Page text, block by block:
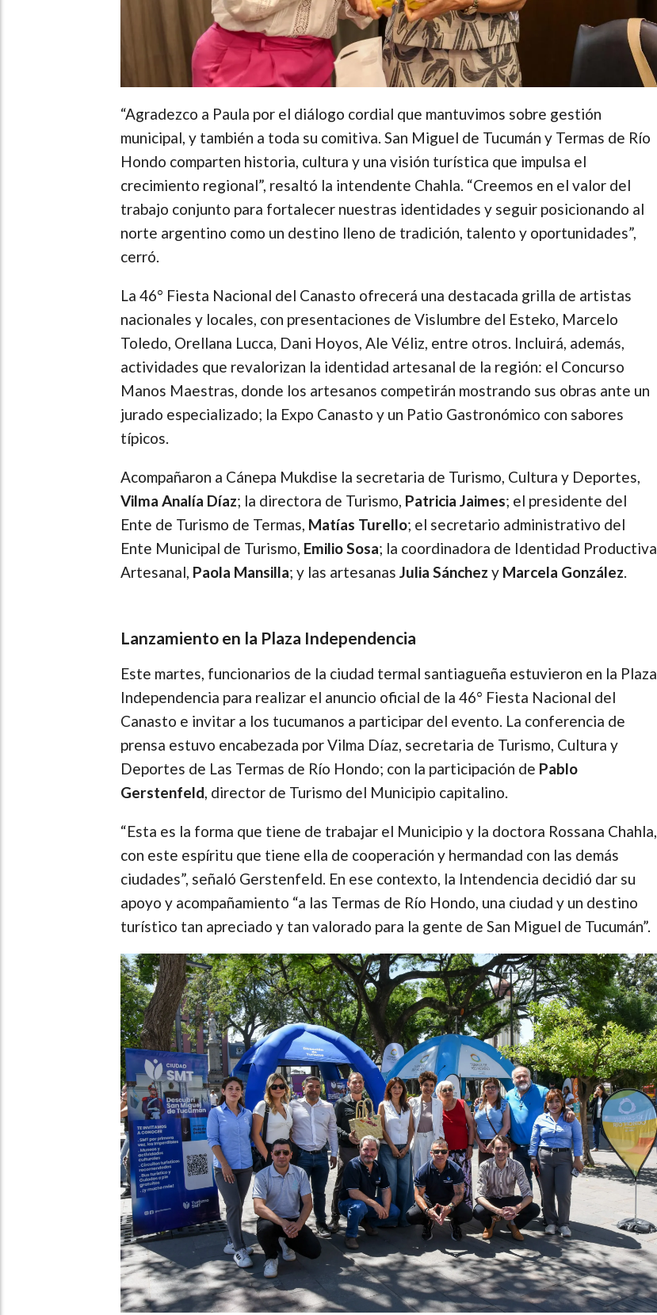
“Agradezco a Paula por el diálogo cordial que mantuvimos sobre gestión
municipal, y también a toda su comitiva. San Miguel de Tucumán y Termas de Río
Hondo comparten historia, cultura y una visión turística que impulsa el
crecimiento regional”, resaltó la intendente Chahla. “Creemos en el valor del
trabajo conjunto para fortalecer nuestras identidades y seguir posicionando al
norte argentino como un destino lleno de tradición, talento y oportunidades”,
cerró.
La 46° Fiesta Nacional del Canasto ofrecerá una destacada grilla de artistas
nacionales y locales, con presentaciones de Vislumbre del Esteko, Marcelo
Toledo, Orellana Lucca, Dani Hoyos, Ale Véliz, entre otros. Incluirá, además,
actividades que revalorizan la identidad artesanal de la región: el Concurso
Manos Maestras, donde los artesanos competirán mostrando sus obras ante un
jurado especializado; la Expo Canasto y un Patio Gastronómico con sabores
típicos.
Acompañaron a Cánepa Mukdise la secretaria de Turismo, Cultura y Deportes,
Vilma Analía Díaz; la directora de Turismo, Patricia Jaimes; el presidente del
Ente de Turismo de Termas, Matías Turello; el secretario administrativo del
Ente Municipal de Turismo, Emilio Sosa; la coordinadora de Identidad Productiva
Artesanal, Paola Mansilla; y las artesanas Julia Sánchez y Marcela González.
Lanzamiento en la Plaza Independencia
Este martes, funcionarios de la ciudad termal santiagueña estuvieron en la Plaza
Independencia para realizar el anuncio oficial de la 46° Fiesta Nacional del
Canasto e invitar a los tucumanos a participar del evento. La conferencia de
prensa estuvo encabezada por Vilma Díaz, secretaria de Turismo, Cultura y
Deportes de Las Termas de Río Hondo; con la participación de Pablo
Gerstenfeld, director de Turismo del Municipio capitalino.
“Esta es la forma que tiene de trabajar el Municipio y la doctora Rossana Chahla,
con este espíritu que tiene ella de cooperación y hermandad con las demás
ciudades”, señaló Gerstenfeld. En ese contexto, la Intendencia decidió dar su
apoyo y acompañamiento “a las Termas de Río Hondo, una ciudad y un destino
turístico tan apreciado y tan valorado para la gente de San Miguel de Tucumán”.